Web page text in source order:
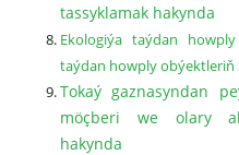
tassyklamak hakynda
Ekologiýa taýdan
taýdan howply obýektleriň
Tokaý gaznasyndan
möçberi we olary
hakynda